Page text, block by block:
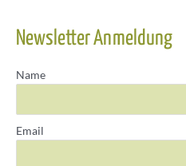
Newsletter Anmeldung
Name
Email